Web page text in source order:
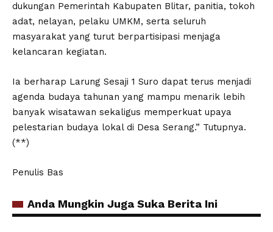
dukungan Pemerintah Kabupaten Blitar, panitia, tokoh
adat, nelayan, pelaku UMKM, serta seluruh
masyarakat yang turut berpartisipasi menjaga
kelancaran kegiatan.
Ia berharap Larung Sesaji 1 Suro dapat terus menjadi
agenda budaya tahunan yang mampu menarik lebih
banyak wisatawan sekaligus memperkuat upaya
pelestarian budaya lokal di Desa Serang.” Tutupnya.
(**)
Penulis Bas
Anda Mungkin Juga Suka Berita Ini